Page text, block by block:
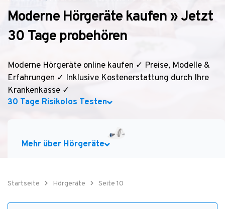
Moderne Hörgeräte kaufen » Jetzt
30 Tage probehören
Moderne Hörgeräte online kaufen ✓ Preise, Modelle &
Erfahrungen ✓ Inklusive Kostenerstattung durch Ihre
Krankenkasse ✓
30 Tage Risikolos Testen
Mehr über Hörgeräte
Startseite Hörgeräte Seite 10